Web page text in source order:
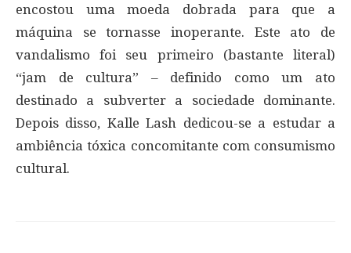
encostou uma moeda dobrada para que a
máquina se tornasse inoperante. Este ato de
vandalismo foi seu primeiro (bastante literal)
“jam de cultura” – definido como um ato
destinado a subverter a sociedade dominante.
Depois disso, Kalle Lash dedicou-se a estudar a
ambiência tóxica concomitante com consumismo
cultural.